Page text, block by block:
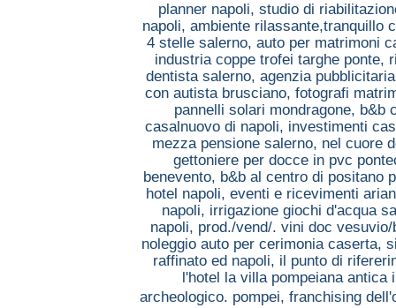
planner napoli, studio di
napoli, ambiente rilassante,tranquillo
4 stelle salerno, auto per matrimoni
industria coppe trofei targhe ponte,
dentista salerno, agenzia
con autista brusciano, fotografi
pannelli solari mondragone, b&b
casalnuovo di napoli, investimenti
mezza pensione salerno, nel cuore
gettoniere per docce in pvc
benevento, b&b al centro di positano
hotel napoli, eventi e ricevimenti
napoli, irrigazione giochi d'acqua
napoli, prod./vend/. vini doc
noleggio auto per cerimonia caserta,
raffinato ed napoli, il punto di
l'hotel la villa pompeiana
archeologico. pompei, franchising